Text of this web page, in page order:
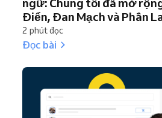
Điển, Đan Mạch và Phần
2 phút đọc
Đọc bài